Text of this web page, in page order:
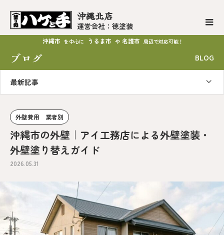
沖縄北店
運営会社：徳塗装
沖縄市 を中心に うるま市 や 名護市 周辺で対応可能！
ブログ BLOG
最新記事
外壁費用 業者別
沖縄市の外壁｜アイ工務店による外壁塗装・
外壁塗り替えガイド
2026.05.31